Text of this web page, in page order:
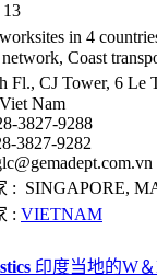
13
in 4
Coast
Fl., CJ Tower, 6 Le
Nam
3827-9288
3827-9282
: SINGAPORE,
: VIETNAM
印度当地的W